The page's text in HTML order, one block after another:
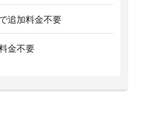
追加料金不要
金不要